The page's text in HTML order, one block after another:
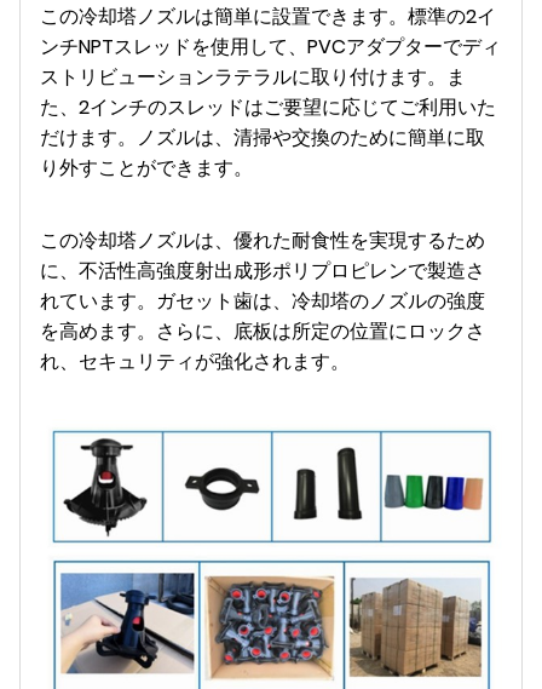
この冷却塔ノズルは簡単に設置できます。標準の2イ
ンチNPTスレッドを使用して、PVCアダプターでディ
ストリビューションラテラルに取り付けます。ま
た、2インチのスレッドはご要望に応じてご利用いた
だけます。ノズルは、清掃や交換のために簡単に取
り外すことができます。
この冷却塔ノズルは、優れた耐食性を実現するため
に、不活性高強度射出成形ポリプロピレンで製造さ
れています。ガセット歯は、冷却塔のノズルの強度
を高めます。さらに、底板は所定の位置にロックさ
れ、セキュリティが強化されます。